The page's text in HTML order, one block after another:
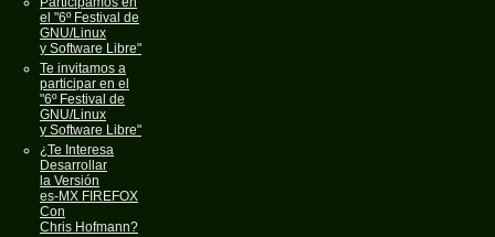
el "6º Festival de
GNU/Linux
y Software Libre"
Te invitamos a
participar en el
"6º Festival de
GNU/Linux
y Software Libre"
¿Te Interesa
Desarrollar
la Versión
es-MX FIREFOX
Con
Chris Hofmann?